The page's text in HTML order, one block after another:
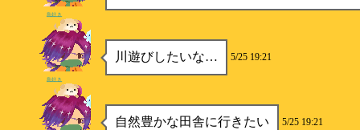
鳥好き
川遊びしたいな… 5/25 19:21
鳥好き
自然豊かな田舎に行きたい 5/25 19:21